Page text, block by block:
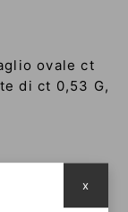
ovale ct
di ct 0,53 G,
x